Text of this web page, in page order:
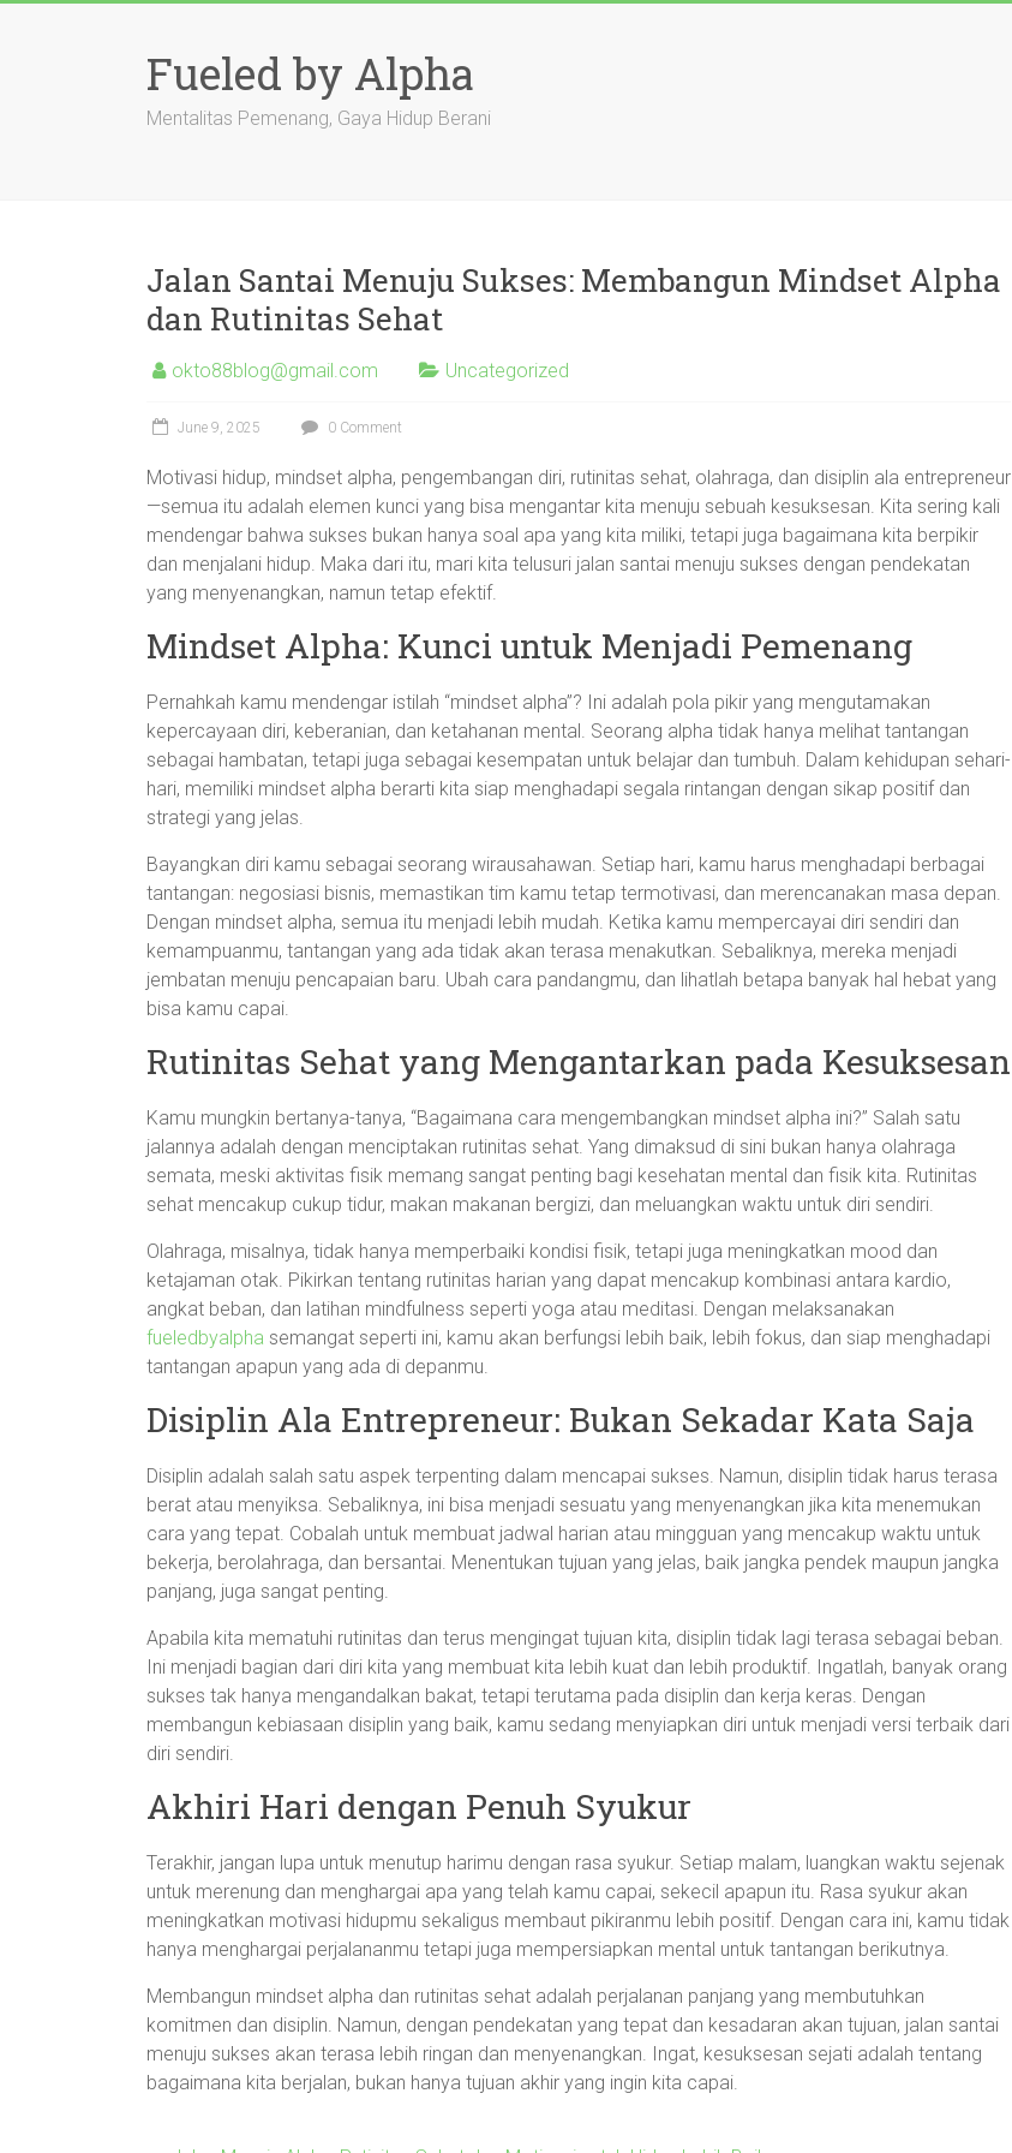
Fueled by Alpha
Mentalitas Pemenang, Gaya Hidup Berani
Jalan Santai Menuju Sukses: Membangun Mindset Alpha
dan Rutinitas Sehat
okto88blog@gmail.com Uncategorized
June 9, 2025 0 Comment
Motivasi hidup, mindset alpha, pengembangan diri, rutinitas sehat, olahraga, dan disiplin ala entrepreneur
—semua itu adalah elemen kunci yang bisa mengantar kita menuju sebuah kesuksesan. Kita sering kali
mendengar bahwa sukses bukan hanya soal apa yang kita miliki, tetapi juga bagaimana kita berpikir
dan menjalani hidup. Maka dari itu, mari kita telusuri jalan santai menuju sukses dengan pendekatan
yang menyenangkan, namun tetap efektif.
Mindset Alpha: Kunci untuk Menjadi Pemenang
Pernahkah kamu mendengar istilah “mindset alpha”? Ini adalah pola pikir yang mengutamakan
kepercayaan diri, keberanian, dan ketahanan mental. Seorang alpha tidak hanya melihat tantangan
sebagai hambatan, tetapi juga sebagai kesempatan untuk belajar dan tumbuh. Dalam kehidupan sehari-
hari, memiliki mindset alpha berarti kita siap menghadapi segala rintangan dengan sikap positif dan
strategi yang jelas.
Bayangkan diri kamu sebagai seorang wirausahawan. Setiap hari, kamu harus menghadapi berbagai
tantangan: negosiasi bisnis, memastikan tim kamu tetap termotivasi, dan merencanakan masa depan.
Dengan mindset alpha, semua itu menjadi lebih mudah. Ketika kamu mempercayai diri sendiri dan
kemampuanmu, tantangan yang ada tidak akan terasa menakutkan. Sebaliknya, mereka menjadi
jembatan menuju pencapaian baru. Ubah cara pandangmu, dan lihatlah betapa banyak hal hebat yang
bisa kamu capai.
Rutinitas Sehat yang Mengantarkan pada Kesuksesan
Kamu mungkin bertanya-tanya, “Bagaimana cara mengembangkan mindset alpha ini?” Salah satu
jalannya adalah dengan menciptakan rutinitas sehat. Yang dimaksud di sini bukan hanya olahraga
semata, meski aktivitas fisik memang sangat penting bagi kesehatan mental dan fisik kita. Rutinitas
sehat mencakup cukup tidur, makan makanan bergizi, dan meluangkan waktu untuk diri sendiri.
Olahraga, misalnya, tidak hanya memperbaiki kondisi fisik, tetapi juga meningkatkan mood dan
ketajaman otak. Pikirkan tentang rutinitas harian yang dapat mencakup kombinasi antara kardio,
angkat beban, dan latihan mindfulness seperti yoga atau meditasi. Dengan melaksanakan
fueledbyalpha semangat seperti ini, kamu akan berfungsi lebih baik, lebih fokus, dan siap menghadapi
tantangan apapun yang ada di depanmu.
Disiplin Ala Entrepreneur: Bukan Sekadar Kata Saja
Disiplin adalah salah satu aspek terpenting dalam mencapai sukses. Namun, disiplin tidak harus terasa
berat atau menyiksa. Sebaliknya, ini bisa menjadi sesuatu yang menyenangkan jika kita menemukan
cara yang tepat. Cobalah untuk membuat jadwal harian atau mingguan yang mencakup waktu untuk
bekerja, berolahraga, dan bersantai. Menentukan tujuan yang jelas, baik jangka pendek maupun jangka
panjang, juga sangat penting.
Apabila kita mematuhi rutinitas dan terus mengingat tujuan kita, disiplin tidak lagi terasa sebagai beban.
Ini menjadi bagian dari diri kita yang membuat kita lebih kuat dan lebih produktif. Ingatlah, banyak orang
sukses tak hanya mengandalkan bakat, tetapi terutama pada disiplin dan kerja keras. Dengan
membangun kebiasaan disiplin yang baik, kamu sedang menyiapkan diri untuk menjadi versi terbaik dari
diri sendiri.
Akhiri Hari dengan Penuh Syukur
Terakhir, jangan lupa untuk menutup harimu dengan rasa syukur. Setiap malam, luangkan waktu sejenak
untuk merenung dan menghargai apa yang telah kamu capai, sekecil apapun itu. Rasa syukur akan
meningkatkan motivasi hidupmu sekaligus membaut pikiranmu lebih positif. Dengan cara ini, kamu tidak
hanya menghargai perjalananmu tetapi juga mempersiapkan mental untuk tantangan berikutnya.
Membangun mindset alpha dan rutinitas sehat adalah perjalanan panjang yang membutuhkan
komitmen dan disiplin. Namun, dengan pendekatan yang tepat dan kesadaran akan tujuan, jalan santai
menuju sukses akan terasa lebih ringan dan menyenangkan. Ingat, kesuksesan sejati adalah tentang
bagaimana kita berjalan, bukan hanya tujuan akhir yang ingin kita capai.